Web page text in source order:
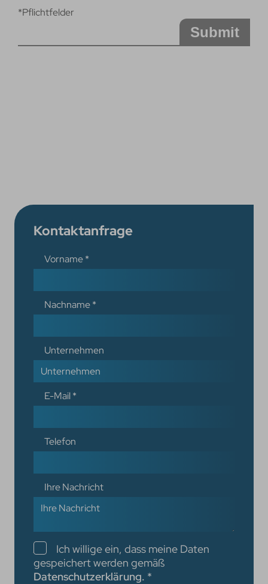
*Pflichtfelder
Submit
Kontaktanfrage
Vorname*
Nachname*
Unternehmen
E-Mail*
Telefon
Ihre Nachricht
Checkboxen
Ich willige ein, dass meine Daten
gespeichert werden gemäß
Datenschutzerklärung. *